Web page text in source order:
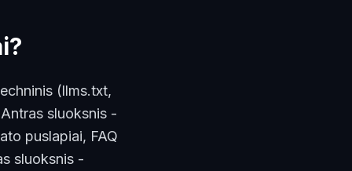
(llms.txt,
sluoksnis -
puslapiai, FAQ
sluoksnis -